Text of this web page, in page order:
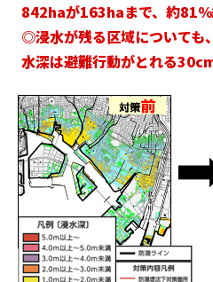
842haが163haまで、約81
◎浸水が残る区域についても
水深は避難行動がとれる